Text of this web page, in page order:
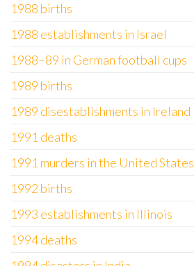
1988 births
1988 establishments in Israel
1988–89 in German football cups
1989 births
1989 disestablishments in Ireland
1991 deaths
1991 murders in the United States
1992 births
1993 establishments in Illinois
1994 deaths